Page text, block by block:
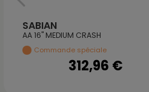
SABIAN
AA 16" MEDIUM CRASH
Commande spéciale
312,96 €